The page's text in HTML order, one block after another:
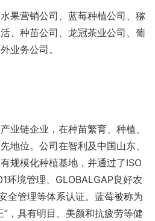
果营销公司、蓝莓种植公司、猕
、种苗公司、龙冠茶业公司、葡
业务公司。
业链企业，在种苗繁育、种植、
地位。公司在智利及中国山东、
规模化种植基地，并通过了ISO
环境管理、GLOBALGAP良好农
全管理等体系认证。蓝莓被称为
，具有明目、美颜和抗疲劳等健